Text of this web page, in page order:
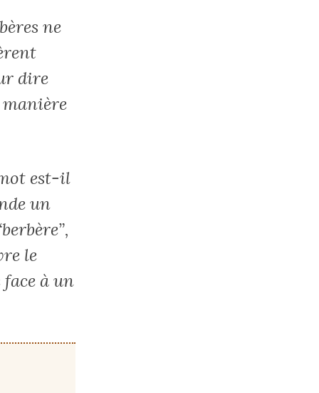
ne
dire
est-il
un
le
à un